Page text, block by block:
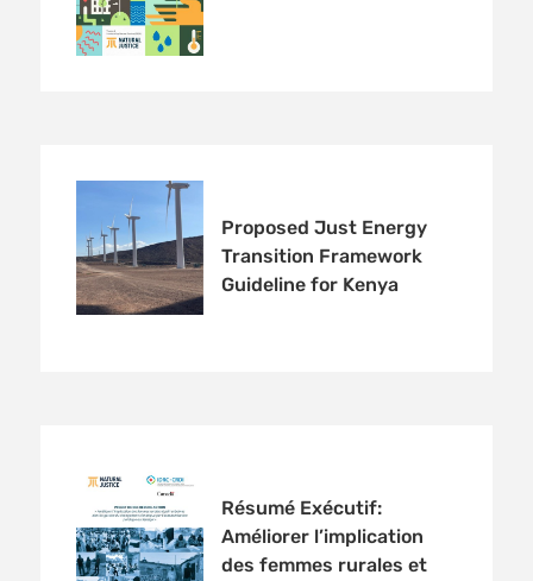
Proposed Just Energy
Transition Framework
Guideline for Kenya
Résumé Exécutif:
Améliorer l’implication
des femmes rurales et